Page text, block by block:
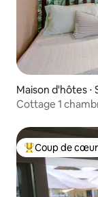
Maison d'hôtes ⋅
Cottage 1
Coups de cœur
Coup de